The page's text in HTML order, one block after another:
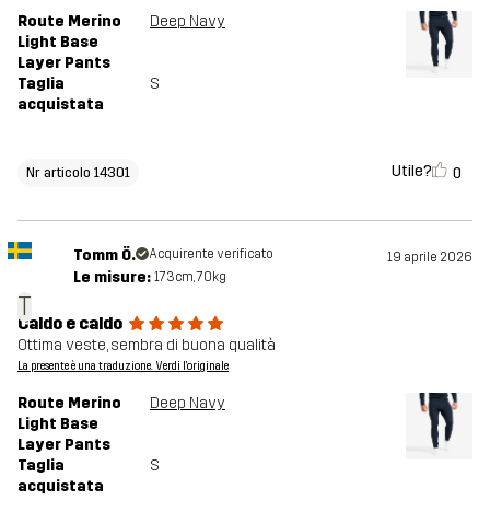
Route Merino
Light Base
Layer Pants
Deep Navy
Taglia
acquistata
S
Nr articolo 14301 Utile? 0
T
Tomm Ö. Acquirente verificato 19 aprile 2026
Le misure: 173cm, 70kg
Caldo e caldo
Ottima veste, sembra di buona qualità
La presente è una traduzione. Verdi l'originale
Route Merino
Light Base
Layer Pants
Deep Navy
Taglia
acquistata
S